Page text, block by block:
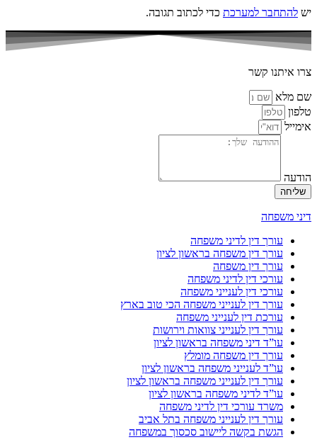
יש להתחבר למערכת כדי לכתוב תגובה.
צרו איתנו קשר
שם מלא
טלפון
אימייל
הודעה
שליחה
דיני משפחה
עורך דין לדיני משפחה
עורך דין משפחה בראשון לציון
עורך דין משפחה
עורכי דין לדיני משפחה
עורכי דין לענייני משפחה
עורך דין לענייני משפחה הכי טוב בארץ
עורכת דין לענייני משפחה
עורך דין לענייני צוואות וירושות
עו”ד דיני משפחה בראשון לציון
עורך דין משפחה מומלץ
עו”ד לענייני משפחה בראשון לציון
עורך דין לענייני משפחה בראשון לציון
עו”ד לדיני משפחה בראשון לציון
משרד עורכי דין לדיני משפחה
עורך דין לענייני משפחה בתל אביב
הגשת בקשה ליישוב סכסוך במשפחה